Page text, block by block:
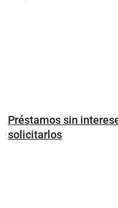
Préstamos sin
solicitarlos